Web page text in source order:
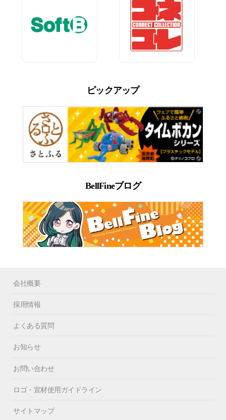
ピックアップ
BellFineブログ
会社概要
採用情報
よくある質問
お知らせ
お問い合わせ
ロゴ・宣材使用ガイドライン
サイトマップ